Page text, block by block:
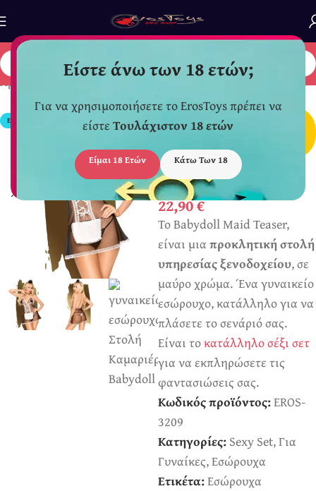
Είστε άνω των 18 ετών;
Για να χρησιμοποιήσετε το ErosToys πρέπει να
είστεΤουλάχιστον 18 ετών
Είμαι 18 Ετών Κάτω Των 18
Αρχική σελίδα/Εσώρουχα/ Sexy Set
ΕΞΑΝΤΛΗΜΈΝΟ *Διακριτική
Στολή Καμαριέρας
Babydoll
22,90€
Το Babydoll Maid Teaser,
είναι μιαπροκλητική στολή
υπηρεσίας ξενοδοχείου, σε
μαύρο χρώμα. Ένα γυναικείο
εσώρουχο, κατάλληλο για να
πλάσετε το σενάριό σας.
Είναι τοκατάλληλο σέξι σετ
για να εκπληρώσετε τις
φαντασιώσεις σας.
Κωδικός προϊόντος:EROS-
3209
Κατηγορίες:Sexy Set,Για
Γυναίκες,Εσώρουχα
Ετικέτα:Εσώρουχα